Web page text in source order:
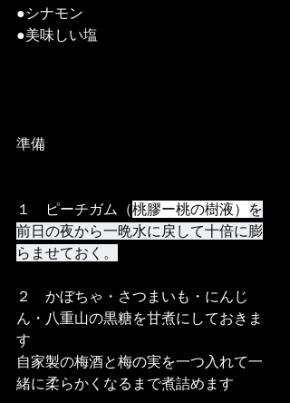
●シナモン
●美味しい塩
準備
１　ピーチガム（桃膠ー桃の樹液）
を
前日の夜から一晩水に戻して十倍に膨
らませておく。
２　かぼちゃ・さつまいも・にんじ
ん・八重山の黒糖を甘煮にしておきま
す
自家製の梅酒と梅の実を一つ入れて一
緒に柔らかくなるまで煮詰めます